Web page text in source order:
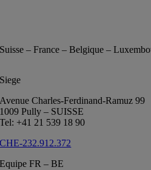
Suisse – France – Belgique –
Siege
Avenue Charles-Ferdinand-Ramuz 99
1009 Pully – SUISSE
Tel: +41 21 539 18 90
CHE-232.912.372
Equipe FR – BE